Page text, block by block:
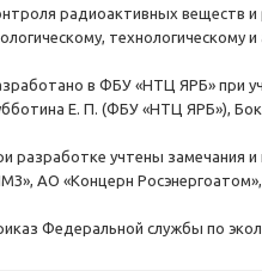
радиоактивных веществ
технологическому
в ФБУ «НТЦ ЯРБ» при
Е. П. (ФБУ «НТЦ ЯРБ»),
разработке учтены замечания
АО «Концерн
Федеральной службы по